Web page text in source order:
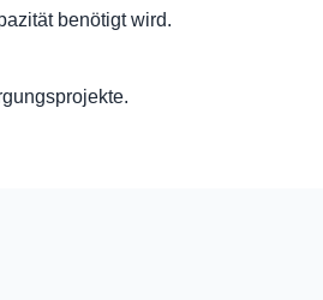
benötigt wird.